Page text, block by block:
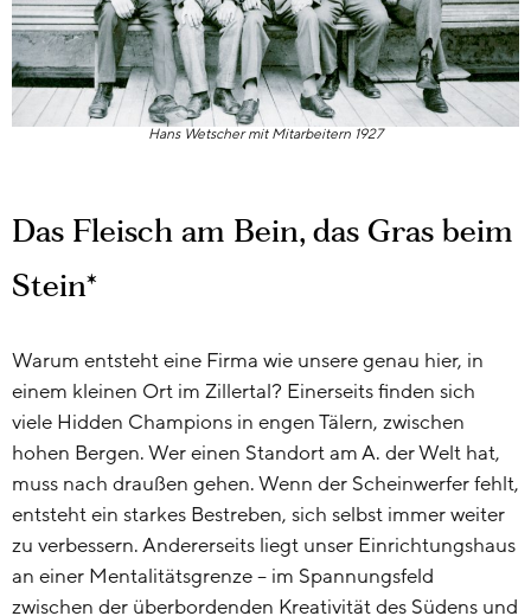
Hans Wetscher mit Mitarbeitern 1927
Das Fleisch am Bein, das Gras beim
Stein*
Warum entsteht eine Firma wie unsere genau hier, in
einem kleinen Ort im Zillertal? Einerseits finden sich
viele Hidden Champions in engen Tälern, zwischen
hohen Bergen. Wer einen Standort am A. der Welt hat,
muss nach draußen gehen. Wenn der Scheinwerfer fehlt,
entsteht ein starkes Bestreben, sich selbst immer weiter
zu verbessern. Andererseits liegt unser Einrichtungshaus
an einer Mentalitätsgrenze – im Spannungsfeld
zwischen der überbordenden Kreativität des Südens und